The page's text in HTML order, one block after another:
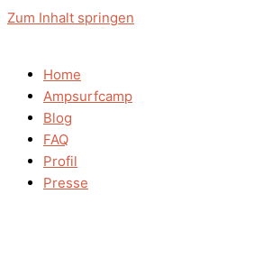
Zum Inhalt springen
Home
Ampsurfcamp
Blog
FAQ
Profil
Presse